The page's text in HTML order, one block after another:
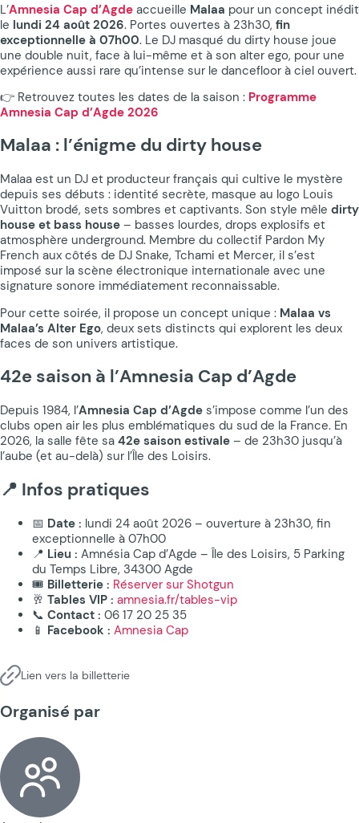
L’Amnesia Cap d’Agde accueille Malaa pour un concept inédit
le lundi 24 août 2026. Portes ouvertes à 23h30, fin
exceptionnelle à 07h00. Le DJ masqué du dirty house joue
une double nuit, face à lui-même et à son alter ego, pour une
expérience aussi rare qu’intense sur le dancefloor à ciel ouvert.
👉 Retrouvez toutes les dates de la saison : Programme
Amnesia Cap d’Agde 2026
Malaa : l’énigme du dirty house
Malaa est un DJ et producteur français qui cultive le mystère
depuis ses débuts : identité secrète, masque au logo Louis
Vuitton brodé, sets sombres et captivants. Son style mêle dirty
house et bass house – basses lourdes, drops explosifs et
atmosphère underground. Membre du collectif Pardon My
French aux côtés de DJ Snake, Tchami et Mercer, il s’est
imposé sur la scène électronique internationale avec une
signature sonore immédiatement reconnaissable.
Pour cette soirée, il propose un concept unique : Malaa vs
Malaa’s Alter Ego, deux sets distincts qui explorent les deux
faces de son univers artistique.
42e saison à l’Amnesia Cap d’Agde
Depuis 1984, l’Amnesia Cap d’Agde s’impose comme l’un des
clubs open air les plus emblématiques du sud de la France. En
2026, la salle fête sa 42e saison estivale – de 23h30 jusqu’à
l’aube (et au-delà) sur l’Île des Loisirs.
📍 Infos pratiques
📅 Date : lundi 24 août 2026 – ouverture à 23h30, fin
exceptionnelle à 07h00
📍 Lieu : Amnésia Cap d’Agde – Île des Loisirs, 5 Parking
du Temps Libre, 34300 Agde
🎟 Billetterie : Réserver sur Shotgun
🥂 Tables VIP : amnesia.fr/tables-vip
📞 Contact : 06 17 20 25 35
📱 Facebook : Amnesia Cap
Lien vers la billetterie
Organisé par